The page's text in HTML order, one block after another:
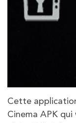
Cette
Cinema APK